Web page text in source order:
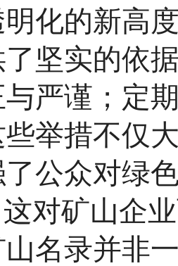
化的新高
坚实的依
严谨；定
举措不仅
公众对绿
对矿山企
山名录并非